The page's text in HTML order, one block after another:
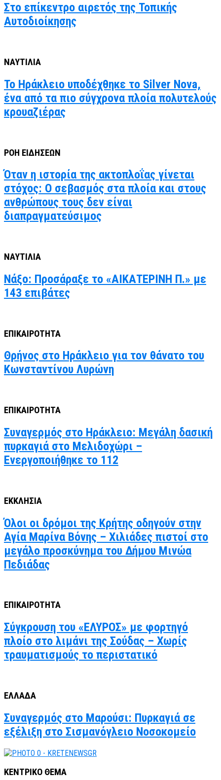
Στο επίκεντρο αιρετός της Τοπικής
Αυτοδιοίκησης
ΝΑΥΤΙΛΙΑ
Το Ηράκλειο υποδέχθηκε το Silver Nova,
ένα από τα πιο σύγχρονα πλοία πολυτελούς
κρουαζιέρας
ΡΟΗ ΕΙΔΗΣΕΩΝ
Όταν η ιστορία της ακτοπλοΐας γίνεται
στόχος: Ο σεβασμός στα πλοία και στους
ανθρώπους τους δεν είναι
διαπραγματεύσιμος
ΝΑΥΤΙΛΙΑ
Νάξο: Προσάραξε το «ΑΙΚΑΤΕΡΙΝΗ Π.» με
143 επιβάτες
ΕΠΙΚΑΙΡΟΤΗΤΑ
Θρήνος στο Ηράκλειο για τον θάνατο του
Κωνσταντίνου Λυρώνη
ΕΠΙΚΑΙΡΟΤΗΤΑ
Συναγερμός στο Ηράκλειο: Μεγάλη δασική
πυρκαγιά στο Μελιδοχώρι –
Ενεργοποιήθηκε το 112
ΕΚΚΛΗΣΙΑ
Όλοι οι δρόμοι της Κρήτης οδηγούν στην
Αγία Μαρίνα Βόνης – Χιλιάδες πιστοί στο
μεγάλο προσκύνημα του Δήμου Μινώα
Πεδιάδας
ΕΠΙΚΑΙΡΟΤΗΤΑ
Σύγκρουση του «ΕΛΥΡΟΣ» με φορτηγό
πλοίο στο λιμάνι της Σούδας – Χωρίς
τραυματισμούς το περιστατικό
ΕΛΛΑΔΑ
Συναγερμός στο Μαρούσι: Πυρκαγιά σε
εξέλιξη στο Σισμανόγλειο Νοσοκομείο
ΚΕΝΤΡΙΚΟ ΘΕΜΑ